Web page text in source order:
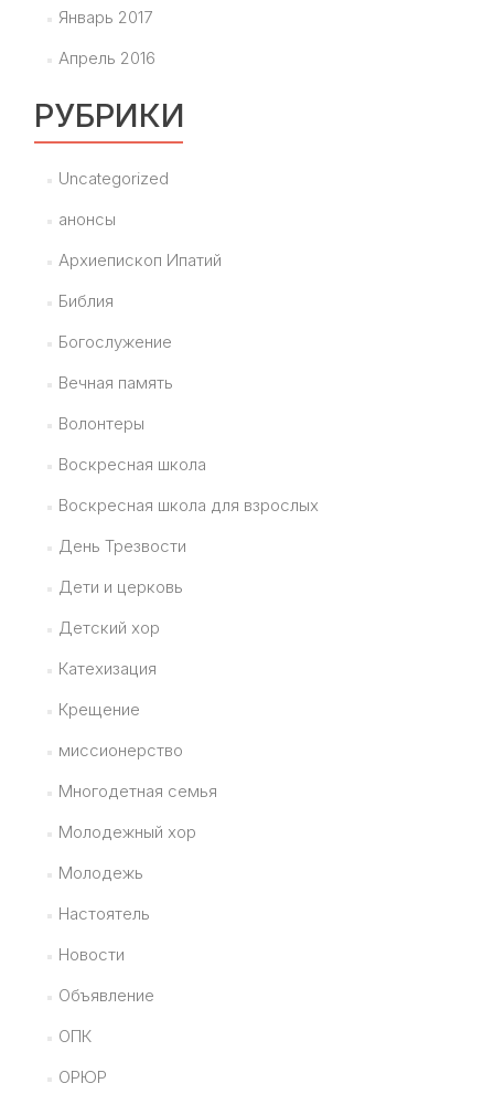
Январь 2017
Апрель 2016
РУБРИКИ
Uncategorized
анонсы
Архиепископ Ипатий
Библия
Богослужение
Вечная память
Волонтеры
Воскресная школа
Воскресная школа для взрослых
День Трезвости
Дети и церковь
Детский хор
Катехизация
Крещение
миссионерство
Многодетная семья
Молодежный хор
Молодежь
Настоятель
Новости
Объявление
ОПК
ОРЮР